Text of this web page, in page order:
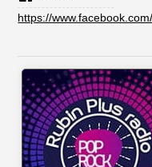
https://